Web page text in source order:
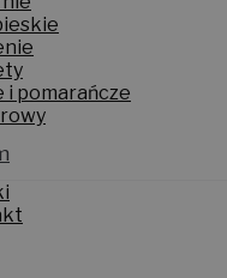
i pomarańcze